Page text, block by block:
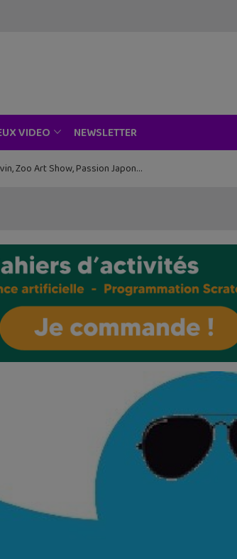
VIDEO NEWSLETTER
Zoo Art Show, Passion Japon…